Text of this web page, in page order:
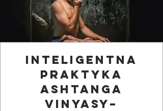
Inteligentna
praktyka
Ashtanga
Vinyasy–